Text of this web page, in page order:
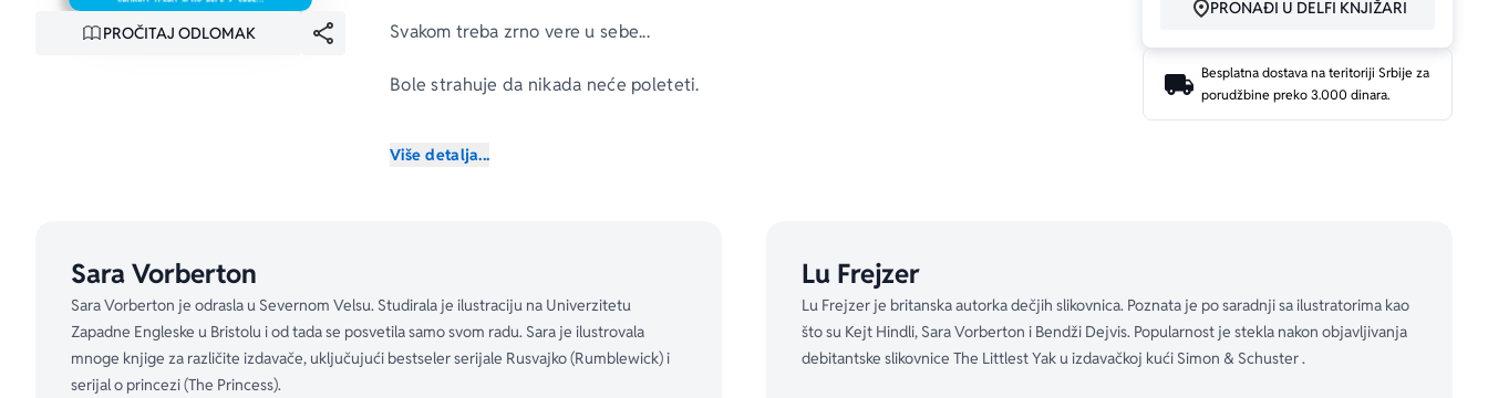
PROČITAJ ODLOMAK Svakom treba zrno vere u sebe...
Bole strahuje da nikada neće poleteti.
Više detalja...
PRONAĐI U DELFI KNJIŽARI
Besplatna dostava na teritoriji Srbije za
porudžbine preko 3.000 dinara.
Sara Vorberton
Sara Vorberton je odrasla u Severnom Velsu. Studirala je ilustraciju na Univerzitetu
Zapadne Engleske u Bristolu i od tada se posvetila samo svom radu. Sara je ilustrovala
mnoge knjige za različite izdavače, uključujući bestseler serijale Rusvajko (Rumblewick) i
serijal o princezi (The Princess).
Lu Frejzer
Lu Frejzer je britanska autorka dečjih slikovnica. Poznata je po saradnji sa ilustratorima kao
što su Kejt Hindli, Sara Vorberton i Bendži Dejvis. Popularnost je stekla nakon objavljivanja
debitantske slikovnice The Littlest Yak u izdavačkoj kući Simon & Schuster .